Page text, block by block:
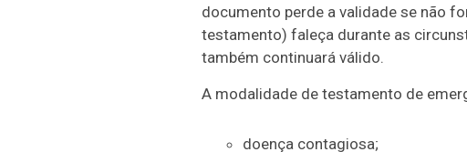
documento perde a validade se não
testamento) faleça durante as
também continuará válido.
A modalidade de testamento de
doença contagiosa;